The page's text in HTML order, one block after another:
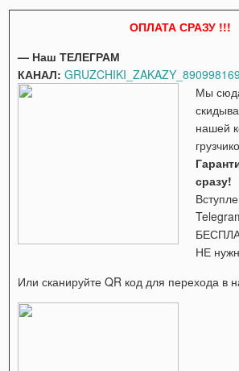
ОПЛАТА СРАЗУ !!!
— Наш ТЕЛЕГРАМ
КАНАЛ:
Мы
нашей
сразу!
НЕ
Или сканируйте QR код для перехода в